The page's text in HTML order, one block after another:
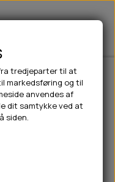
Contigo Jackson
tredjeparter til at
markedsføring og til
anvendes af
dit samtykke ved at
siden.